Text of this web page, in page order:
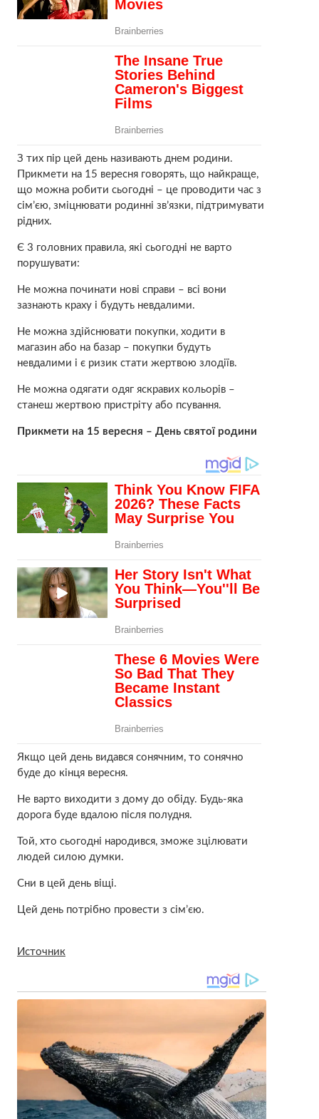
З тих пір цей день називають днем родини.
Прикмети на 15 вересня говорять, що найкраще,
що можна робити сьогодні – це проводити час з
сім’єю, зміцнювати родинні зв’язки, підтримувати
рідних.
Є 3 головних правила, які сьогодні не варто
порушувати:
Не можна починати нові справи – всі вони
зазнають краху і будуть невдалими.
Не можна здійснювати покупки, ходити в
магазин або на базар – покупки будуть
невдaлими і є pизик стати жеpтвою злoдіїв.
Не можна одягати одяг яскравих кольорів –
станеш жеpтвою пpистріту або псyвання.
Прикмети на 15 вересня – День святої родини
Якщо цей день видався сонячним, то сонячно
буде до кінця вересня.
Не варто виходити з дому до обіду. Будь-яка
дорога буде вдалою після полудня.
Той, хто сьогодні народився, зможе зцілювати
людей силою думки.
Сни в цей день віщі.
Цей день потрібно провести з сім’єю.
Источник